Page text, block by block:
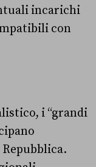
incarichi
con
i “grandi
Repubblica.